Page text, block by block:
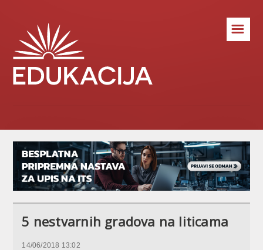
☰
5 nestvarnih gradova na liticama
14/06/2018 13:02